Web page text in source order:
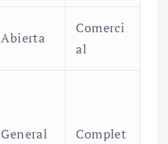
Abierta
Comerci
al
General
Complet